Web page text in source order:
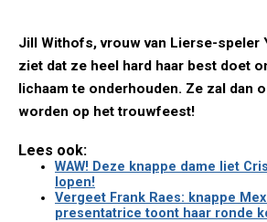
Jill Withofs, vrouw van Lierse-speler
ziet dat ze heel hard haar best doet
lichaam te onderhouden. Ze zal dan
worden op het trouwfeest!
Lees ook:
WAW! Deze knappe dame liet
lopen!
Vergeet Frank Raes: knappe
presentatrice toont haar ronde